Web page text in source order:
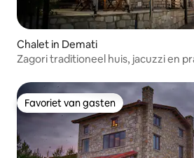
Chalet in Demati
Zagori traditioneel huis, jacuzzi en
Favoriet van gasten
Favoriet van gasten